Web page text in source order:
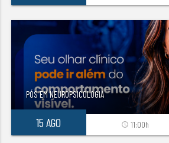
PÓS EM NEUROPSICOLOGIA
15 AGO access_time 11:00h